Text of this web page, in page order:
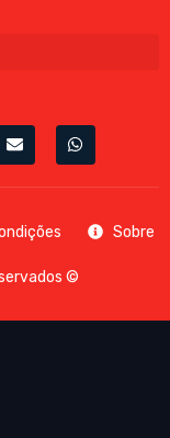
Sobre
©